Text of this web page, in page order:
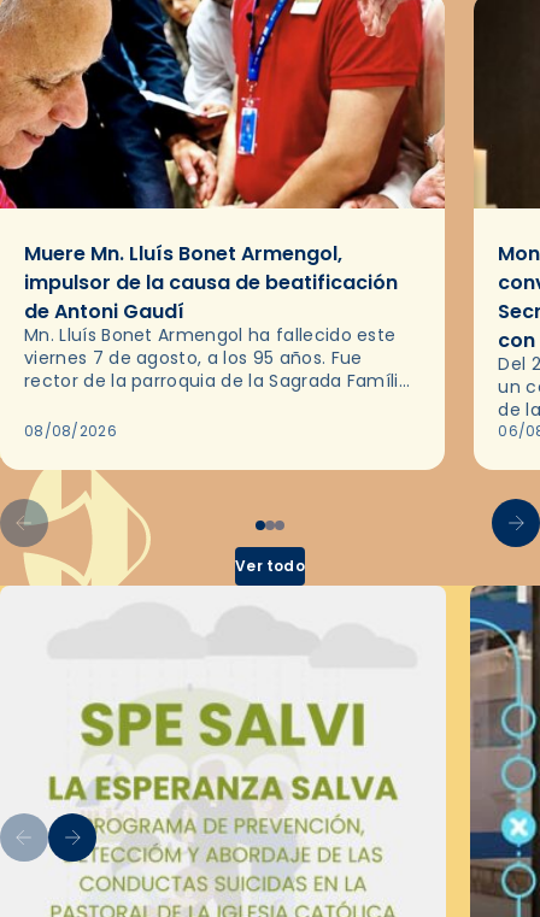
Muere Mn. Lluís Bonet Armengol,
impulsor de la causa de beatificación
de Antoni Gaudí
Mn. Lluís Bonet Armengol ha fallecido este
viernes 7 de agosto, a los 95 años. Fue
rector de la parroquia de la Sagrada Família
08/08/2026
Del
un
de
en
06/
Ver todo